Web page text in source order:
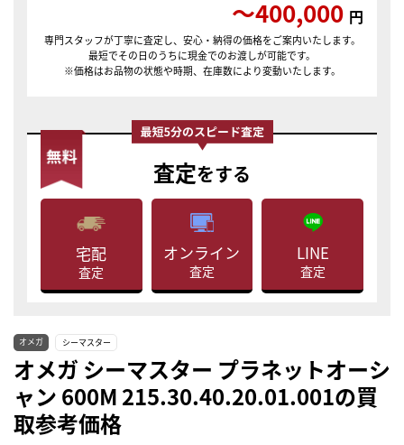
〜400,000 円
専門スタッフが丁寧に査定し、安心・納得の価格をご案内いたします。
最短でその日のうちに現金でのお渡しが可能です。
※価格はお品物の状態や時期、在庫数により変動いたします。
査定をする
宅配
査定
オンライン
査定
LINE
査定
オメガ シーマスター
オメガ シーマスター プラネットオーシ
ャン 600M 215.30.40.20.01.001の買
取参考価格